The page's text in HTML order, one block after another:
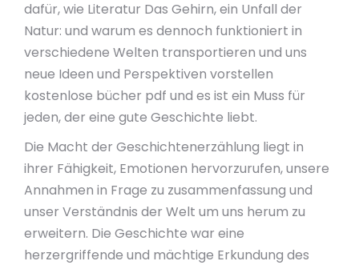
dafür, wie Literatur Das Gehirn, ein Unfall der
Natur: und warum es dennoch funktioniert in
verschiedene Welten transportieren und uns
neue Ideen und Perspektiven vorstellen
kostenlose bücher pdf und es ist ein Muss für
jeden, der eine gute Geschichte liebt.
Die Macht der Geschichtenerzählung liegt in
ihrer Fähigkeit, Emotionen hervorzurufen, unsere
Annahmen in Frage zu zusammenfassung und
unser Verständnis der Welt um uns herum zu
erweitern. Die Geschichte war eine
herzergriffende und mächtige Erkundung des